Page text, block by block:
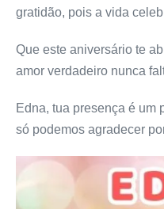
gratidão, pois a vida
Que este aniversário te
amor verdadeiro nunca
Edna, tua presença é um
só podemos agradecer